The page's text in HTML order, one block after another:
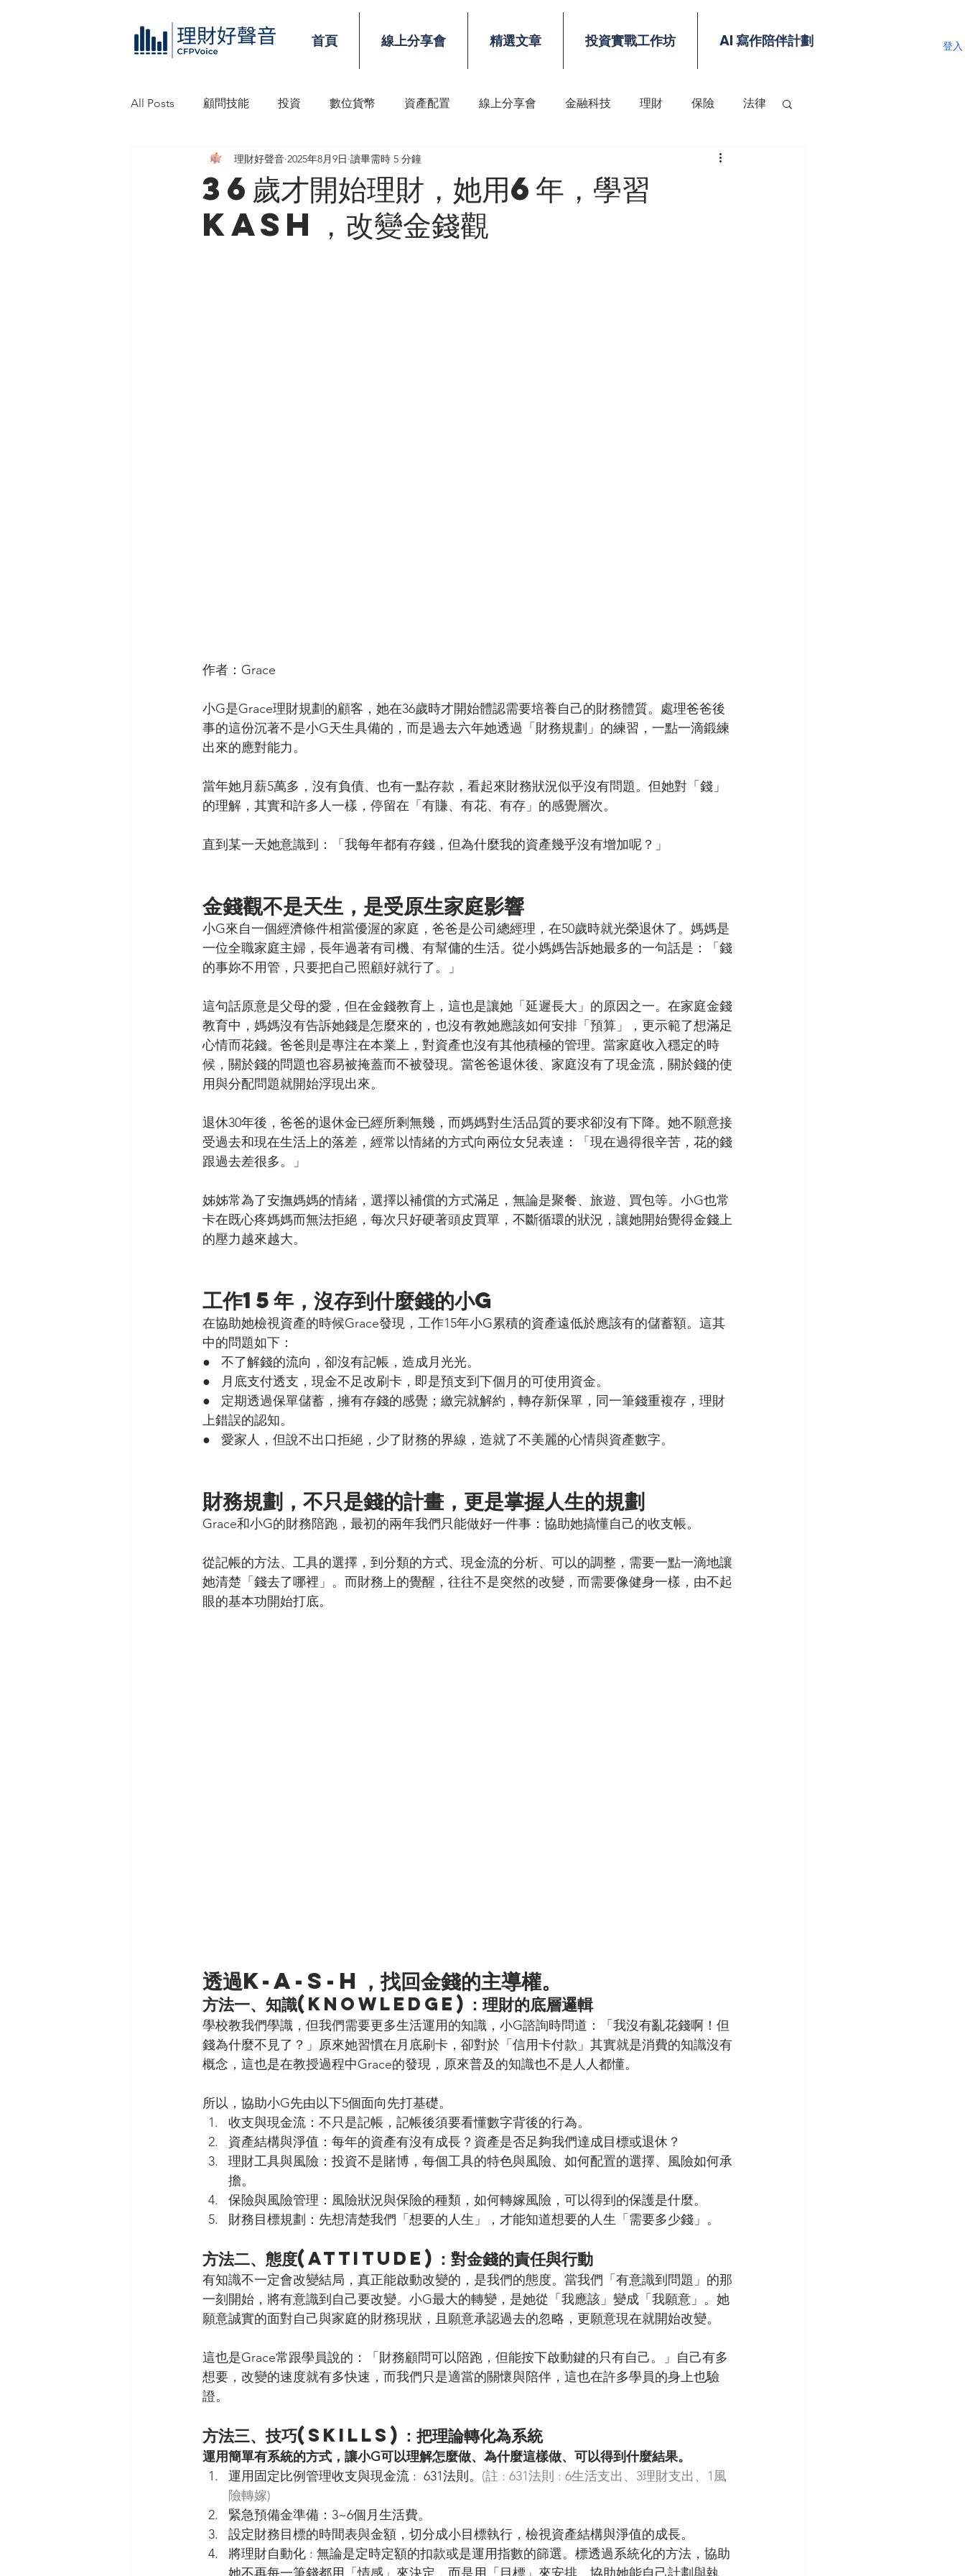
首頁 線上分享會 精選文章 投資實戰工作坊 AI 寫作陪伴計劃 登入
All Posts 顧問技能 投資 數位貨幣 資產配置 線上分享會 金融科技 理財 保險 法律
理財好聲音工作坊 信託 稅務 顧問技能
36歲才開始理財，她用6年，學習
KASH，改變金錢觀
理財好聲音 2025年8月9日 讀畢需時 5 分鐘
作者：Grace
小G是Grace理財規劃的顧客，她在36歲時才開始體認需要培養自己的財務體質。處理爸爸後
事的這份沉著不是小G天生具備的，而是過去六年她透過「財務規劃」的練習，一點一滴鍛練
出來的應對能力。
當年她月薪5萬多，沒有負債、也有一點存款，看起來財務狀況似乎沒有問題。但她對「錢」
的理解，其實和許多人一樣，停留在「有賺、有花、有存」的感覺層次。
直到某一天她意識到：「我每年都有存錢，但為什麼我的資產幾乎沒有增加呢？」
金錢觀不是天生，是受原生家庭影響
小G來自一個經濟條件相當優渥的家庭，爸爸是公司總經理，在50歲時就光榮退休了。媽媽是
一位全職家庭主婦，長年過著有司機、有幫傭的生活。從小媽媽告訴她最多的一句話是：「錢
的事妳不用管，只要把自己照顧好就行了。」
這句話原意是父母的愛，但在金錢教育上，這也是讓她「延遲長大」的原因之一。在家庭金錢
教育中，媽媽沒有告訴她錢是怎麼來的，也沒有教她應該如何安排「預算」，更示範了想滿足
心情而花錢。爸爸則是專注在本業上，對資產也沒有其他積極的管理。當家庭收入穩定的時
候，關於錢的問題也容易被掩蓋而不被發現。當爸爸退休後、家庭沒有了現金流，關於錢的使
用與分配問題就開始浮現出來。
退休30年後，爸爸的退休金已經所剩無幾，而媽媽對生活品質的要求卻沒有下降。她不願意接
受過去和現在生活上的落差，經常以情緒的方式向兩位女兒表達：「現在過得很辛苦，花的錢
跟過去差很多。」
姊姊常為了安撫媽媽的情緒，選擇以補償的方式滿足，無論是聚餐、旅遊、買包等。小G也常
卡在既心疼媽媽而無法拒絕，每次只好硬著頭皮買單，不斷循環的狀況，讓她開始覺得金錢上
的壓力越來越大。
工作15年，沒存到什麼錢的小G
在協助她檢視資產的時候Grace發現，工作15年小G累積的資產遠低於應該有的儲蓄額。這其
中的問題如下：
●   不了解錢的流向，卻沒有記帳，造成月光光。
●   月底支付透支，現金不足改刷卡，即是預支到下個月的可使用資金。
●   定期透過保單儲蓄，擁有存錢的感覺；繳完就解約，轉存新保單，同一筆錢重複存，理財
上錯誤的認知。
●   愛家人，但說不出口拒絕，少了財務的界線，造就了不美麗的心情與資產數字。
財務規劃，不只是錢的計畫，更是掌握人生的規劃
Grace和小G的財務陪跑，最初的兩年我們只能做好一件事：協助她搞懂自己的收支帳。
從記帳的方法、工具的選擇，到分類的方式、現金流的分析、可以的調整，需要一點一滴地讓
她清楚「錢去了哪裡」。而財務上的覺醒，往往不是突然的改變，而需要像健身一樣，由不起
眼的基本功開始打底。
透過K-A-S-H，找回金錢的主導權。
方法一、知識(Knowledge)：理財的底層邏輯
學校教我們學識，但我們需要更多生活運用的知識，小G諮詢時問道：「我沒有亂花錢啊！但
錢為什麼不見了？」原來她習慣在月底刷卡，卻對於「信用卡付款」其實就是消費的知識沒有
概念，這也是在教授過程中Grace的發現，原來普及的知識也不是人人都懂。
所以，協助小G先由以下5個面向先打基礎。
收支與現金流：不只是記帳，記帳後須要看懂數字背後的行為。
資產結構與淨值：每年的資產有沒有成長？資產是否足夠我們達成目標或退休？
理財工具與風險：投資不是賭博，每個工具的特色與風險、如何配置的選擇、風險如何承
擔。
保險與風險管理：風險狀況與保險的種類，如何轉嫁風險，可以得到的保護是什麼。
財務目標規劃：先想清楚我們「想要的人生」，才能知道想要的人生「需要多少錢」。
方法二、態度(Attitude)：對金錢的責任與行動
有知識不一定會改變結局，真正能啟動改變的，是我們的態度。當我們「有意識到問題」的那
一刻開始，將有意識到自己要改變。小G最大的轉變，是她從「我應該」變成「我願意」。她
願意誠實的面對自己與家庭的財務現狀，且願意承認過去的忽略，更願意現在就開始改變。
這也是Grace常跟學員說的：「財務顧問可以陪跑，但能按下啟動鍵的只有自己。」自己有多
想要，改變的速度就有多快速，而我們只是適當的關懷與陪伴，這也在許多學員的身上也驗
證。
方法三、技巧(Skills)：把理論轉化為系統
運用簡單有系統的方式，讓小G可以理解怎麼做、為什麼這樣做、可以得到什麼結果。
運用固定比例管理收支與現金流 :  631法則。 (註 : 631法則 : 6生活支出、3理財支出、1風
險轉嫁)
緊急預備金準備：3~6個月生活費。
設定財務目標的時間表與金額，切分成小目標執行，檢視資產結構與淨值的成長。
將理財自動化 : 無論是定時定額的扣款或是運用指數的篩選。標透過系統化的方法，協助